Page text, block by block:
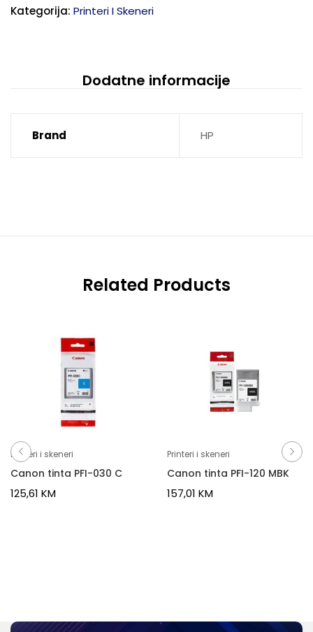
Kategorija: Printeri I Skeneri
Dodatne informacije
Brand HP
Related Products
Printeri i skeneri
Canon tinta PFI-030 C
125,61 KM
Printeri i skeneri
Canon tinta PFI-120 MBK
157,01 KM